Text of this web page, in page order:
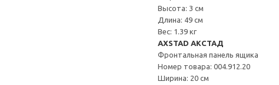
Высота: 3 см
Длина: 49 см
Вес: 1.39 кг
AXSTAD АКСТАД
Фронтальная панель ящика
Номер товара: 004.912.20
Ширина: 20 см